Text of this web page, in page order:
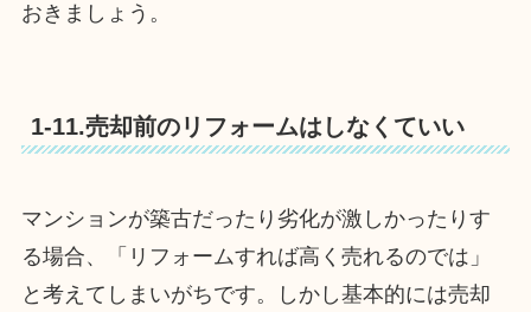
おきましょう。
1-11.売却前のリフォームはしなくていい
マンションが築古だったり劣化が激しかったりす
る場合、「リフォームすれば高く売れるのでは」
と考えてしまいがちです。しかし基本的には売却